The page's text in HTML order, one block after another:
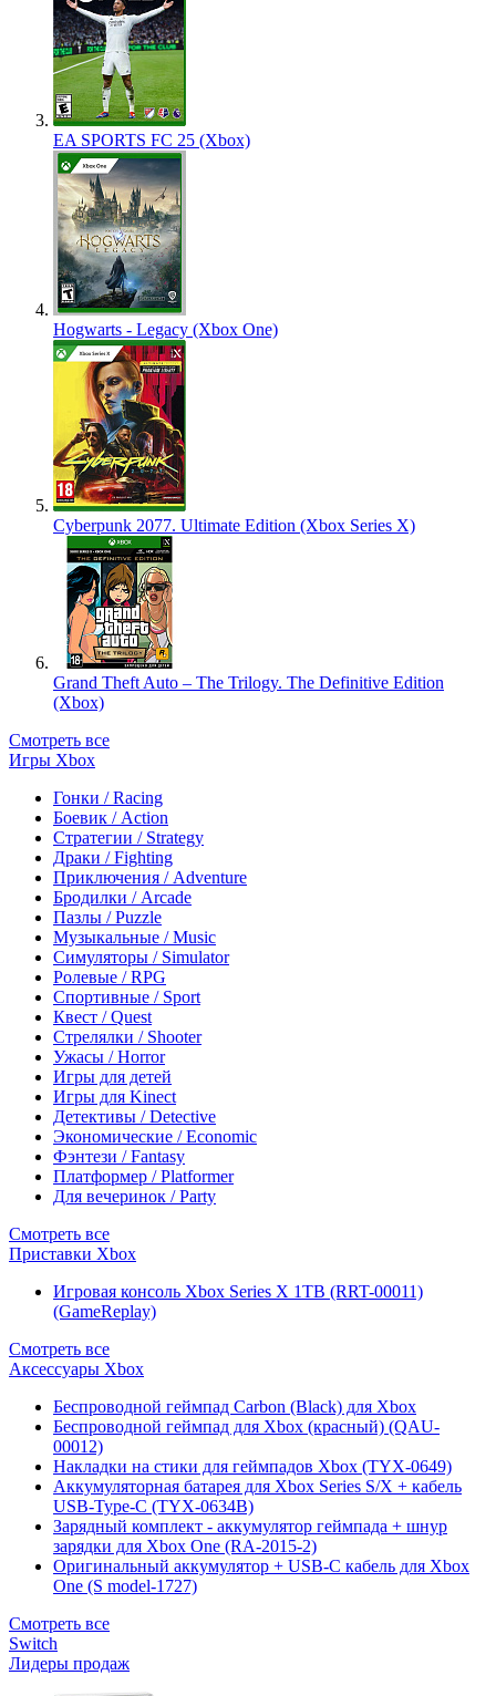
EA SPORTS FC 25 (Xbox)
Hogwarts - Legacy (Xbox One)
Cyberpunk 2077. Ultimate Edition (Xbox Series X)
Grand Theft Auto – The Trilogy. The Definitive Edition
(Xbox)
Смотреть все
Игры Xbox
Гонки / Racing
Боевик / Action
Стратегии / Strategy
Драки / Fighting
Приключения / Adventure
Бродилки / Arcade
Пазлы / Puzzle
Музыкальные / Music
Симуляторы / Simulator
Ролевые / RPG
Спортивные / Sport
Квест / Quest
Стрелялки / Shooter
Ужасы / Horror
Игры для детей
Игры для Kinect
Детективы / Detective
Экономические / Economic
Фэнтези / Fantasy
Платформер / Platformer
Для вечеринок / Party
Смотреть все
Приставки Xbox
Игровая консоль Xbox Series X 1TB (RRT-00011)
(GameReplay)
Смотреть все
Аксессуары Xbox
Беспроводной геймпад Carbon (Black) для Xbox
Беспроводной геймпад для Xbox (красный) (QAU-
00012)
Накладки на стики для геймпадов Xbox (TYX-0649)
Аккумуляторная батарея для Xbox Series S/X + кабель
USB-Type-C (TYX-0634B)
Зарядный комплект - аккумулятор геймпада + шнур
зарядки для Xbox One (RA-2015-2)
Оригинальный аккумулятор + USB-C кабель для Xbox
One (S model-1727)
Смотреть все
Switch
Лидеры продаж